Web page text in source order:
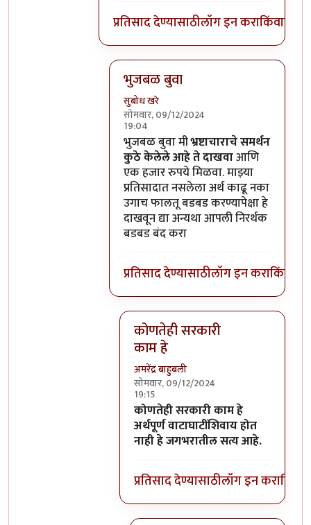
प्रतिसाद देण्यासाठीलॉग इन कराकिंवा
भुजबळ बुवा
सुबोध खरे
सोमवार, 09/12/2024
19:04
In reply toतुम्ही अभ्यास वाढवूनही
भुजबळ बुवा मीभ्रष्टाचाराचे समर्थन
कुठे केलेले आहे ते दाखवाआणि
एक हजार रुपये मिळवा. माझ्या
प्रतिसादात नसलेला अर्थ काढू नका
उगाच फालतू बडबड करण्यापेक्षा हे
दाखवून द्या अन्यथा आपली निरर्थक
बडबड बंद करा
प्रतिसाद देण्यासाठीलॉग इन कराकिंवा
कोणतेही सरकारी
काम हे
अमरेंद्र बाहुबली
सोमवार, 09/12/2024
19:15
In reply toभुजबळ बुवाby
कोणतेही सरकारी काम हे
अर्थपूर्ण वाटाघाटींशिवाय होत
नाही हे जगभरातील सत्य आहे.
प्रतिसाद देण्यासाठीलॉग इन कराकिंवा